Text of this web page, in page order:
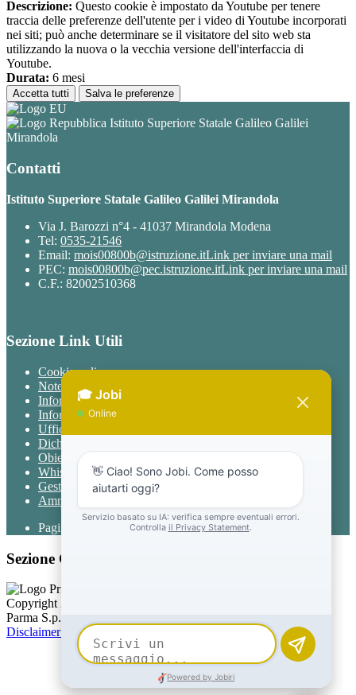
Descrizione: Questo cookie è impostato da Youtube per tenere
traccia delle preferenze dell'utente per i video di Youtube incorporati
nei siti; può anche determinare se il visitatore del sito web sta
utilizzando la nuova o la vecchia versione dell'interfaccia di
Youtube.
Durata: 6 mesi
Accetta tutti Salva le preferenze
Istituto Superiore Statale Galileo Galilei
Mirandola
Contatti
Istituto Superiore Statale Galileo Galilei Mirandola
Via J. Barozzi n°4 - 41037 Mirandola Modena
Tel: 0535-21546
Email: mois00800b@istruzione.itLink per inviare una mail
PEC: mois00800b@pec.istruzione.itLink per inviare una mail
C.F.: 82002510368
Sezione Link Utili
Cookie policy
Note legali
Informativa Privacy
Informativa Privacy chatbot Jobi
Ufficio Relazioni con il Pubblico
Dichiarazione di accessibilità
Obiettivi di accessibilità
Whistleblowing
Gestione consensi cookie
Amministrazione trasparente
Pagina visualizzata370volte
Sezione Copyright
Copyright 2026 | Engineered and powered by Gruppo Spaggiari
Parma S.p.A. | Divisione Publishing & New Social Media
Disclaimer trattamento dati personali